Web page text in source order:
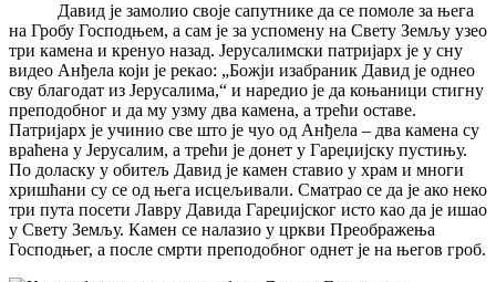
Давид је замолио своје сапутнике да се помоле за њега
на Гробу Господњем, а сам је за успомену на Свету Земљу узео
три камена и кренуо назад. Јерусалимски патријарх је у сну
видео Анђела који је рекао: „Божји изабраник Давид је однео
сву благодат из Јерусaлимa,“ и наредио је да коњаници стигну
преподобног и да му узму два камена, а трећи оставе.
Патријарх је учинио све што је чуо од Анђела – два камена су
враћена у Јерусалим, а трећи је донет у Гареџијску пустињу.
По доласку у обитељ Давид је камен ставио у храм и многи
хришћани су се од њега исцељивали. Сматрао се да је ако неко
три пута посети Лавру Давида Гареџијског исто као да је ишао
у Свету Земљу. Камен се налазио у цркви Преображења
Господњег, а после смрти преподобног однет је на његов гроб.